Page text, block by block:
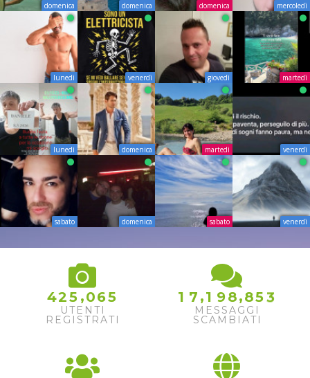
domenica domenica domenica mercoledì
lunedì venerdì giovedì martedì
lunedì domenica martedì venerdì
sabato domenica sabato venerdì
425 ,065
UTENTI
REGISTRATI
1 7 ,1 98,853
MESSAGGI
SCAMBIATI